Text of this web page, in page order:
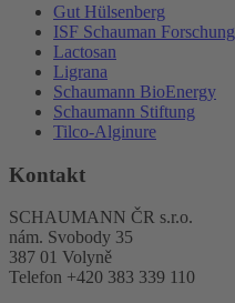
Gut Hülsenberg
ISF Schauman Forschung
Lactosan
Ligrana
Schaumann BioEnergy
Schaumann Stiftung
Tilco-Alginure
Kontakt
SCHAUMANN ČR s.r.o.
nám. Svobody 35
387 01 Volyně
Telefon +420 383 339 110